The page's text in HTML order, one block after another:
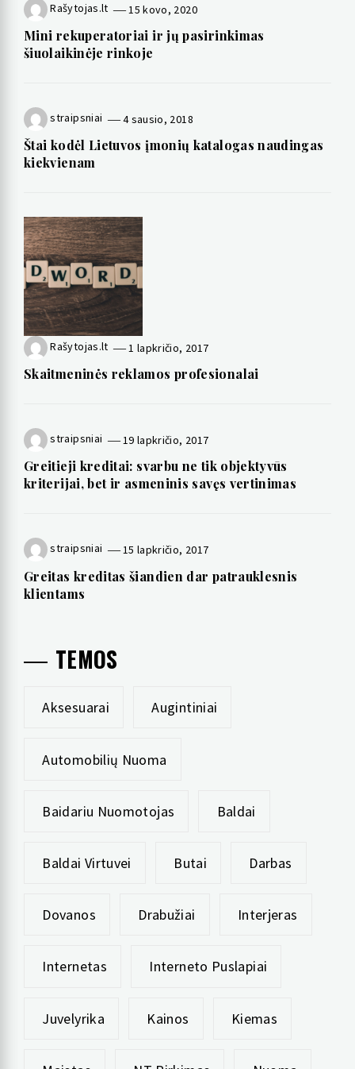
Rašytojas.lt 15 kovo, 2020
Mini rekuperatoriai ir jų pasirinkimas
šiuolaikinėje rinkoje
straipsniai 4 sausio, 2018
Štai kodėl Lietuvos įmonių katalogas naudingas
kiekvienam
Rašytojas.lt 1 lapkričio, 2017
Skaitmeninės reklamos profesionalai
straipsniai 19 lapkričio, 2017
Greitieji kreditai: svarbu ne tik objektyvūs
kriterijai, bet ir asmeninis savęs vertinimas
straipsniai 15 lapkričio, 2017
Greitas kreditas šiandien dar patrauklesnis
klientams
TEMOS
Aksesuarai Augintiniai
Automobilių Nuoma
Baidariu Nuomotojas Baldai
Baldai Virtuvei Butai Darbas
Dovanos Drabužiai Interjeras
Internetas Interneto Puslapiai
Juvelyrika Kainos Kiemas